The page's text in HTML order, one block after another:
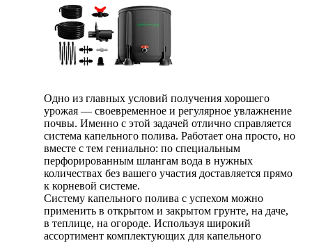
Одно из главных условий получения хорошего
урожая — своевременное и регулярное увлажнение
почвы. Именно с этой задачей отлично справляется
система капельного полива. Работает она просто, но
вместе с тем гениально: по специальным
перфорированным шлангам вода в нужных
количествах без вашего участия доставляется прямо
к корневой системе.
Систему капельного полива с успехом можно
применить в открытом и закрытом грунте, на даче,
в теплице, на огороде. Используя широкий
ассортимент комплектующих для капельного